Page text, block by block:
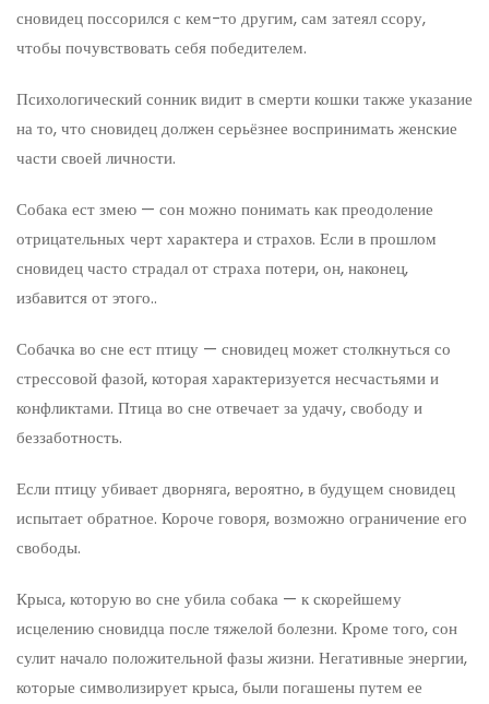
сновидец поссорился с кем-то другим, сам затеял ссору,
чтобы почувствовать себя победителем.
Психологический сонник видит в смерти кошки также указание
на то, что сновидец должен серьёзнее воспринимать женские
части своей личности.
Собака ест змею — сон можно понимать как преодоление
отрицательных черт характера и страхов. Если в прошлом
сновидец часто страдал от страха потери, он, наконец,
избавится от этого..
Собачка во сне ест птицу — сновидец может столкнуться со
стрессовой фазой, которая характеризуется несчастьями и
конфликтами. Птица во сне отвечает за удачу, свободу и
беззаботность.
Если птицу убивает дворняга, вероятно, в будущем сновидец
испытает обратное. Короче говоря, возможно ограничение его
свободы.
Крыса, которую во сне убила собака — к скорейшему
исцелению сновидца после тяжелой болезни. Кроме того, сон
сулит начало положительной фазы жизни. Негативные энергии,
которые символизирует крыса, были погашены путем ее